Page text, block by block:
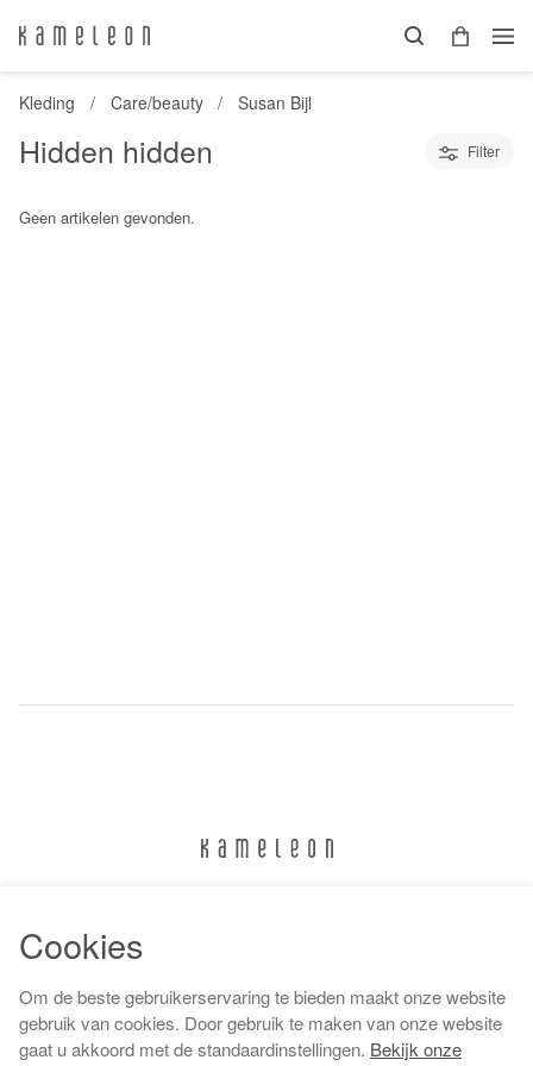
Kleding Care/beauty Susan Bijl
Hidden hidden Filter
Geen artikelen gevonden.
Algemene voorwaarden
Cookies
Om de beste gebruikerservaring te bieden maakt onze website
gebruik van cookies. Door gebruik te maken van onze website
gaat u akkoord met de standaardinstellingen. Bekijk onze